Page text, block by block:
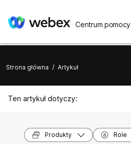
Centrum pomocy
Strona główna / Artykuł
Ten artykuł dotyczy:
Produkty Role